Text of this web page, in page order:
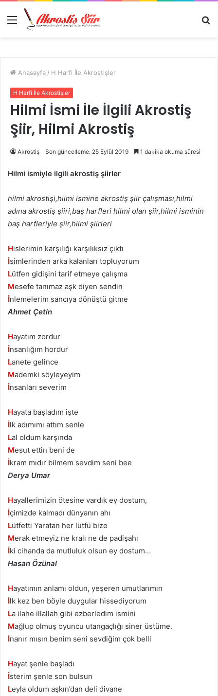
Menü
Anasayfa / H Harfi İle Akrostişler
H Harfi İle Akrostişler
Hilmi İsmi İle İlgili Akrostiş
Şiir, Hilmi Akrostiş
Akrostiş Son güncelleme: 25 Eylül 2019 1 dakika okuma süresi
Hilmi ismiyle ilgili akrostiş şiirler
hilmi akrostişi,hilmi ismine akrostiş şiir çalışması,hilmi
adına akrostiş şiiri,baş harfleri hilmi olan şiir,hilmi isminin
baş harfleriyle şiir,hilmi şiirleri
Hislerimin karşılığı karşılıksız çıktı
İsimlerinden arka kalanları topluyorum
Lütfen gidişini tarif etmeye çalışma
Mesefe tanımaz aşk diyen sendin
İnlemelerim sancıya dönüştü gitme
Ahmet Çetin
Hayatım zordur
İnsanlığım hordur
Lanete gelince
Mademki söyleyeyim
İnsanları severim
Hayata başladım işte
İlk adımımı attım senle
Lal oldum karşında
Mesut ettin beni de
İkram mıdır bilmem sevdim seni bee
Derya Umar
Hayallerimizin ötesine vardık ey dostum,
İçimizde kalmadı dünyanın ahı
Lütfetti Yaratan her lütfü bize
Merak etmeyiz ne kralı ne de padişahı
İki cihanda da mutluluk olsun ey dostum…
Hasan Özünal
Hayatımın anlamı oldun, yeşeren umutlarımın
İlk kez ben böyle duygular hissediyorum
La ilahe illallah gibi ezberledim ismini
Mağlup olmuş oyuncu utangaçlığı siner üstüme.
İnanır mısın benim seni sevdiğim çok belli
Hayat şenle başladı
İsterim şenle son bulsun
Leyla oldum aşkın’dan deli divane